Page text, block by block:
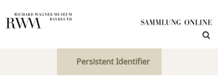
Persistent Identifier